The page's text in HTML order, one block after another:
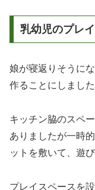
乳幼児のプレ
娘が寝返りそうに
作ることにしました
キッチン脇のスペ
ありましたが一時
ットを敷いて、遊
プレイスペースを